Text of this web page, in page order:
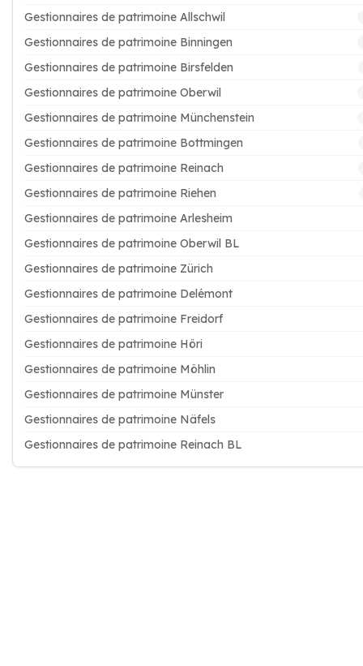
Gestionnaires de patrimoine Allschwil
Gestionnaires de patrimoine Binningen
Gestionnaires de patrimoine Birsfelden
Gestionnaires de patrimoine Oberwil
Gestionnaires de patrimoine Münchenstein
Gestionnaires de patrimoine Bottmingen
Gestionnaires de patrimoine Reinach
Gestionnaires de patrimoine Riehen
Gestionnaires de patrimoine Arlesheim
Gestionnaires de patrimoine Oberwil BL
Gestionnaires de patrimoine Zürich
Gestionnaires de patrimoine Delémont
Gestionnaires de patrimoine Freidorf
Gestionnaires de patrimoine Höri
Gestionnaires de patrimoine Möhlin
Gestionnaires de patrimoine Münster
Gestionnaires de patrimoine Näfels
Gestionnaires de patrimoine Reinach BL